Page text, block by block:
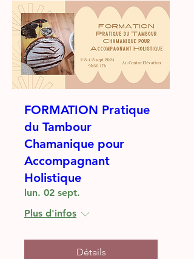
FORMATION Pratique
du Tambour
Chamanique pour
Accompagnant
Holistique
lun. 02 sept.
Plus d'infos
Détails